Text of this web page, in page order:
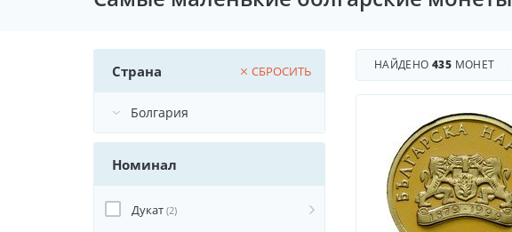
Страна СБРОСИТЬ
Номинал
Дукат (2)
НАЙДЕНО435 МОНЕТ